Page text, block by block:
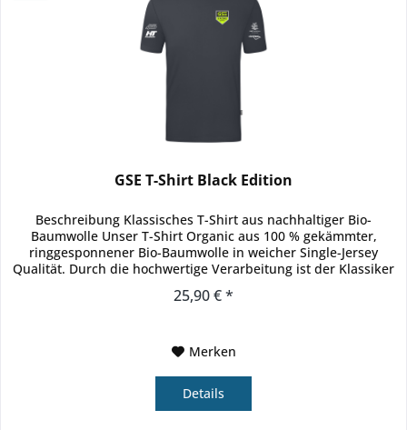
GSE T-Shirt Black Edition
Beschreibung Klassisches T-Shirt aus nachhaltiger Bio-
Baumwolle Unser T-Shirt Organic aus 100 % gekämmter,
ringgesponnener Bio-Baumwolle in weicher Single-Jersey
Qualität. Durch die hochwertige Verarbeitung ist der Klassiker
25,90 € *
Merken
Details